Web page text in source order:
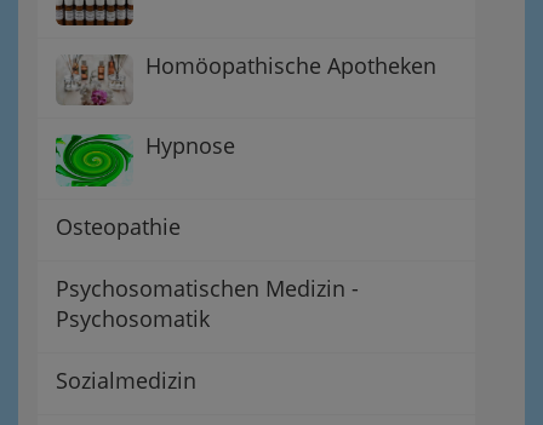
Homöopathische Apotheken
Hypnose
Osteopathie
Psychosomatischen Medizin -
Psychosomatik
Sozialmedizin